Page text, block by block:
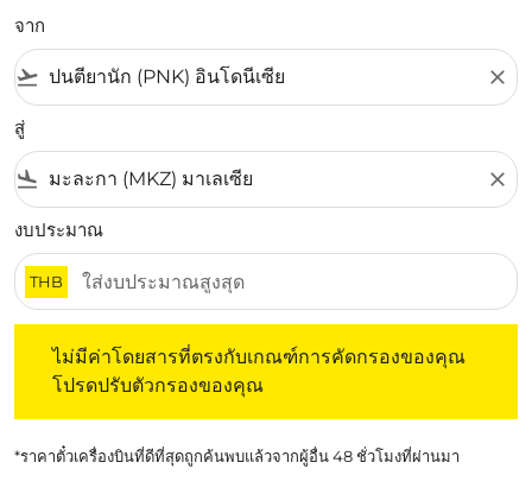
จาก
flight_takeoff close
สู่
flight_land close
งบประมาณ
THB
ไม่มีค่าโดยสารที่ตรงกับเกณฑ์การคัดกรองของคุณ
โปรดปรับตัวกรองของคุณ
*ราคาตั๋วเครื่องบินที่ดีที่สุดถูกค้นพบแล้วจากผู้อื่น 48 ชั่วโมงที่ผ่านมา